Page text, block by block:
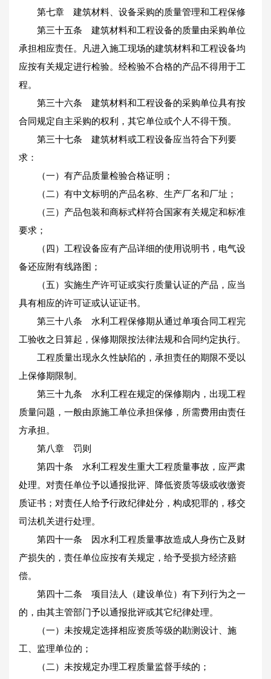
第七章 建筑材料、设备采购的质量管理和工程保修
第三十五条 建筑材料和工程设备的质量由采购单位
承担相应责任。凡进入施工现场的建筑材料和工程设备均
应按有关规定进行检验。经检验不合格的产品不得用于工
程。
第三十六条 建筑材料和工程设备的采购单位具有按
合同规定自主采购的权利，其它单位或个人不得干预。
第三十七条 建筑材料或工程设备应当符合下列要
求：
（一）有产品质量检验合格证明；
（二）有中文标明的产品名称、生产厂名和厂址；
（三）产品包装和商标式样符合国家有关规定和标准
要求；
（四）工程设备应有产品详细的使用说明书，电气设
备还应附有线路图；
（五）实施生产许可证或实行质量认证的产品，应当
具有相应的许可证或认证证书。
第三十八条 水利工程保修期从通过单项合同工程完
工验收之日算起，保修期限按法律法规和合同约定执行。
工程质量出现永久性缺陷的，承担责任的期限不受以
上保修期限制。
第三十九条 水利工程在规定的保修期内，出现工程
质量问题，一般由原施工单位承担保修，所需费用由责任
方承担。
第八章 罚则
第四十条 水利工程发生重大工程质量事故，应严肃
处理。对责任单位予以通报批评、降低资质等级或收缴资
质证书；对责任人给予行政纪律处分，构成犯罪的，移交
司法机关进行处理。
第四十一条 因水利工程质量事故造成人身伤亡及财
产损失的，责任单位应按有关规定，给予受损方经济赔
偿。
第四十二条 项目法人（建设单位）有下列行为之一
的，由其主管部门予以通报批评或其它纪律处理。
（一）未按规定选择相应资质等级的勘测设计、施
工、监理单位的；
（二）未按规定办理工程质量监督手续的；